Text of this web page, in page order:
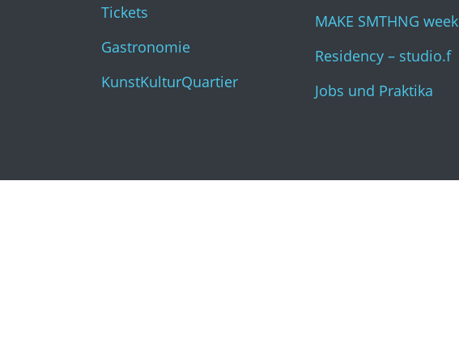
Tickets
Gastronomie
KunstKulturQuartier
MAKE SMTHNG week
Residency – studio.f
Jobs und Praktika